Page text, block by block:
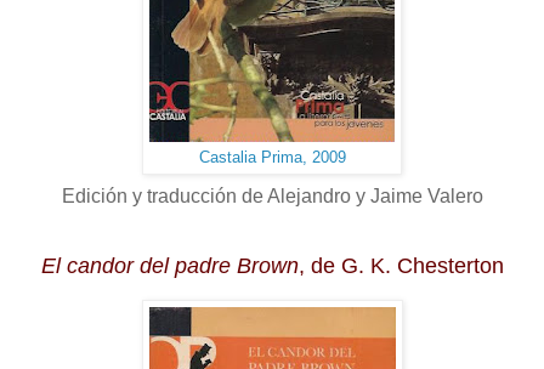
Castalia Prima, 2009
Edición y traducción de Alejandro y Jaime Valero
El candor del padre Brown, de G. K. Chesterton